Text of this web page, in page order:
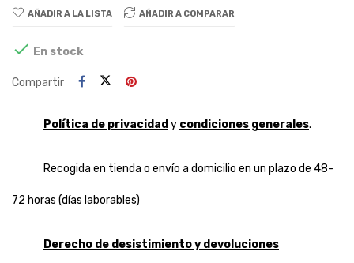
AÑADIR A LA LISTA AÑADIR A COMPARAR
 En stock
Compartir
Política de privacidad y condiciones generales.
Recogida en tienda o envío a domicilio en un plazo de 48-
72 horas (días laborables)
Derecho de desistimiento y devoluciones